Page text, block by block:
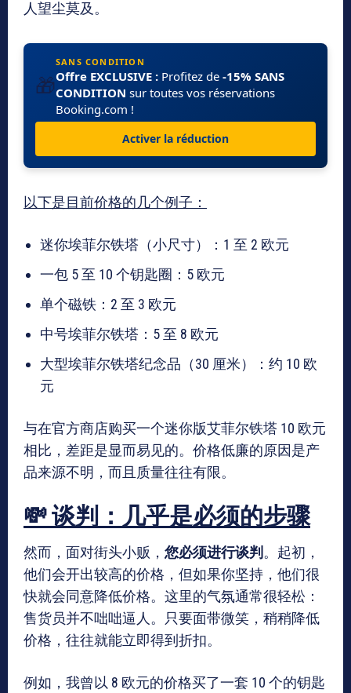
人望尘莫及。
🎁
SANS CONDITION
Offre EXCLUSIVE : Profitez de -15% SANS
CONDITION sur toutes vos réservations
Booking.com !
Activer la réduction
以下是目前价格的几个例子：
迷你埃菲尔铁塔（小尺寸）：1 至 2 欧元
一包 5 至 10 个钥匙圈：5 欧元
单个磁铁：2 至 3 欧元
中号埃菲尔铁塔：5 至 8 欧元
大型埃菲尔铁塔纪念品（30 厘米）：约 10 欧
元
与在官方商店购买一个迷你版艾菲尔铁塔 10 欧元
相比，差距是显而易见的。价格低廉的原因是产
品来源不明，而且质量往往有限。
💸 谈判：几乎是必须的步骤
然而，面对街头小贩， 您必须进行谈判 。起初，
他们会开出较高的价格，但如果你坚持，他们很
快就会同意降低价格。这里的气氛通常很轻松：
售货员并不咄咄逼人。只要面带微笑，稍稍降低
价格，往往就能立即得到折扣。
例如，我曾以 8 欧元的价格买了一套 10 个的钥匙